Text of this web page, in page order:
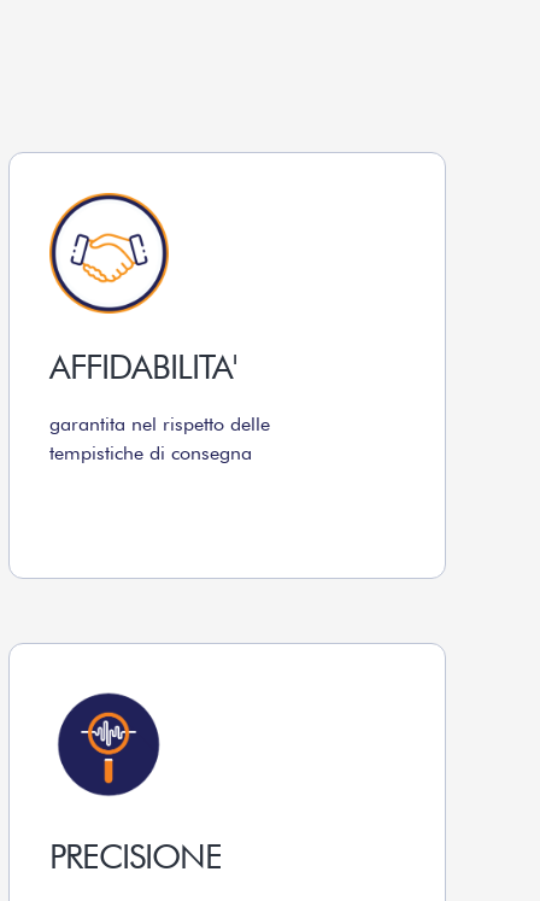
AFFIDABILITA'
garantita nel rispetto delle
tempistiche di consegna
PRECISIONE